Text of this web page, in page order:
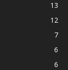
13
12
7
6
6